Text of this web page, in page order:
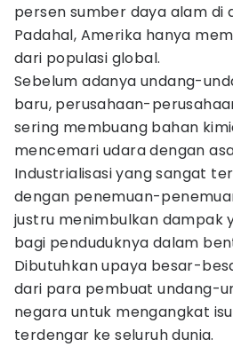
persen sumber daya alam di
Padahal, Amerika hanya
dari populasi global.
Sebelum adanya undang-
baru, perusahaan-
sering membuang bahan
mencemari udara dengan
Industrialisasi yang sangat
dengan penemuan-
justru menimbulkan dampak
bagi penduduknya dalam
Dibutuhkan upaya besar-
dari para pembuat undang-
negara untuk mengangkat
terdengar ke seluruh dunia.